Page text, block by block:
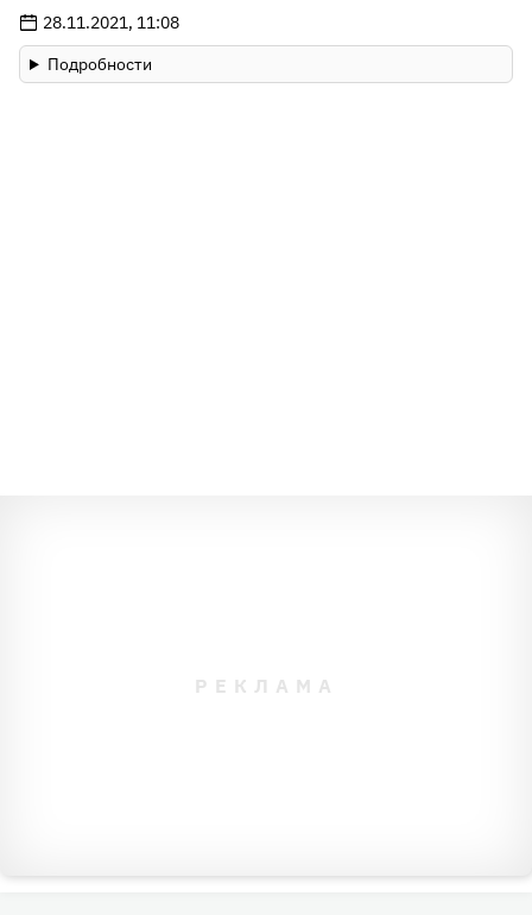
28.11.2021, 11:08
Подробности